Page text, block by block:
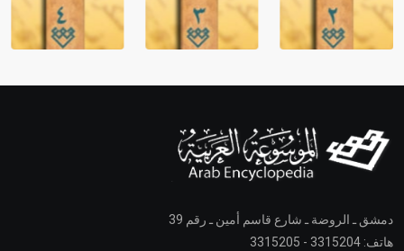
دمشق ـ الروضة ـ شارع قاسم أمين ـ رقم 39
هاتف: 3315204 - 3315205